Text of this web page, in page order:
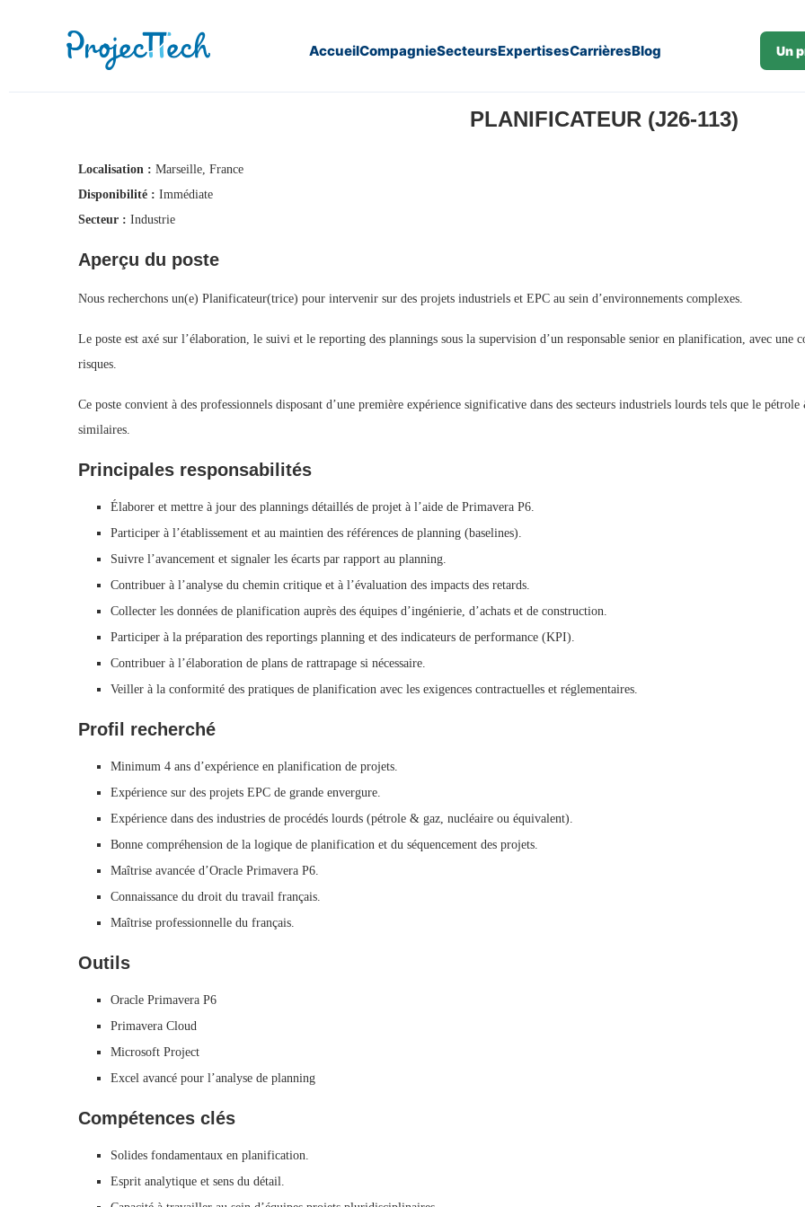
AccueilCompagnieSecteursExpertisesCarrièresBlog Un
PLANIFICATEUR (J26-113)
Localisation : Marseille, France
Disponibilité : Immédiate
Secteur : Industrie
Aperçu du poste
Nous recherchons un(e) Planificateur(trice) pour intervenir sur des projets industriels et EPC au sein d’environnements complexes.
Le poste est axé sur l’élaboration, le suivi et le reporting des plannings sous la supervision d’un responsable senior en planification, avec une
risques.
Ce poste convient à des professionnels disposant d’une première expérience significative dans des secteurs industriels lourds tels que le
similaires.
Principales responsabilités
Élaborer et mettre à jour des plannings détaillés de projet à l’aide de Primavera P6.
Participer à l’établissement et au maintien des références de planning (baselines).
Suivre l’avancement et signaler les écarts par rapport au planning.
Contribuer à l’analyse du chemin critique et à l’évaluation des impacts des retards.
Collecter les données de planification auprès des équipes d’ingénierie, d’achats et de construction.
Participer à la préparation des reportings planning et des indicateurs de performance (KPI).
Contribuer à l’élaboration de plans de rattrapage si nécessaire.
Veiller à la conformité des pratiques de planification avec les exigences contractuelles et réglementaires.
Profil recherché
Minimum 4 ans d’expérience en planification de projets.
Expérience sur des projets EPC de grande envergure.
Expérience dans des industries de procédés lourds (pétrole & gaz, nucléaire ou équivalent).
Bonne compréhension de la logique de planification et du séquencement des projets.
Maîtrise avancée d’Oracle Primavera P6.
Connaissance du droit du travail français.
Maîtrise professionnelle du français.
Outils
Oracle Primavera P6
Primavera Cloud
Microsoft Project
Excel avancé pour l’analyse de planning
Compétences clés
Solides fondamentaux en planification.
Esprit analytique et sens du détail.